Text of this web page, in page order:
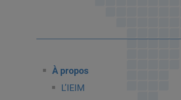
À propos
L’IEIM